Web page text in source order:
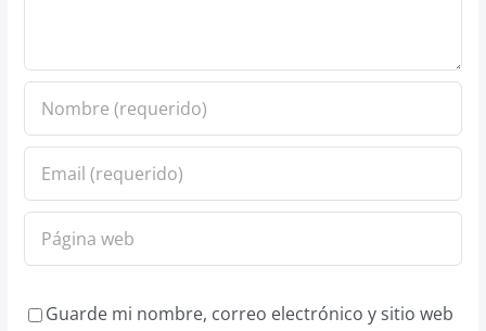
Guarde mi nombre, correo electrónico y sitio web